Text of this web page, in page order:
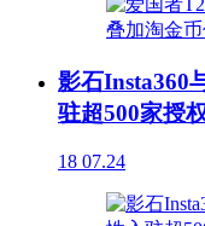
影石Insta360
驻超500家授
18 07.24